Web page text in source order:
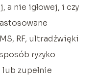
a nie igłowej, i czy
RF, ultradźwięki
ryzyko
zupełnie